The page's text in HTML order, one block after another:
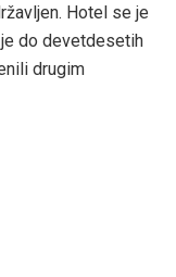
Hotel se je
do devetdesetih
drugim